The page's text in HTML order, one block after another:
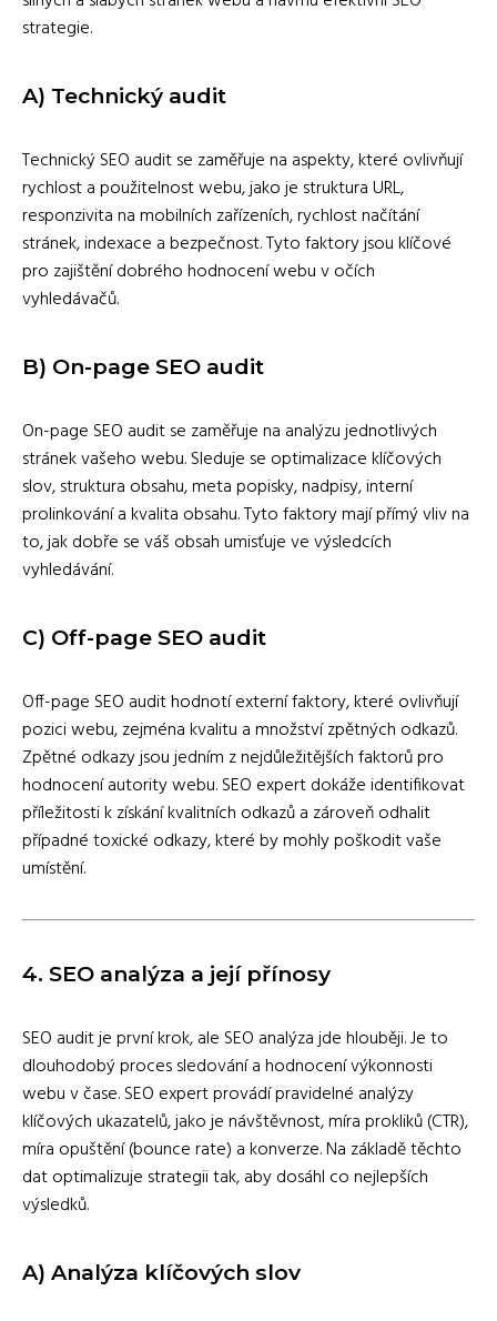
strategie.
A) Technický audit
Technický SEO audit se zaměřuje na aspekty, které ovlivňují
rychlost a použitelnost webu, jako je struktura URL,
responzivita na mobilních zařízeních, rychlost načítání
stránek, indexace a bezpečnost. Tyto faktory jsou klíčové
pro zajištění dobrého hodnocení webu v očích
vyhledávačů.
B) On-page SEO audit
On-page SEO audit se zaměřuje na analýzu jednotlivých
stránek vašeho webu. Sleduje se optimalizace klíčových
slov, struktura obsahu, meta popisky, nadpisy, interní
prolinkování a kvalita obsahu. Tyto faktory mají přímý vliv na
to, jak dobře se váš obsah umisťuje ve výsledcích
vyhledávání.
C) Off-page SEO audit
Off-page SEO audit hodnotí externí faktory, které ovlivňují
pozici webu, zejména kvalitu a množství zpětných odkazů.
Zpětné odkazy jsou jedním z nejdůležitějších faktorů pro
hodnocení autority webu. SEO expert dokáže identifikovat
příležitosti k získání kvalitních odkazů a zároveň odhalit
případné toxické odkazy, které by mohly poškodit vaše
umístění.
4. SEO analýza a její přínosy
SEO audit je první krok, ale SEO analýza jde hlouběji. Je to
dlouhodobý proces sledování a hodnocení výkonnosti
webu v čase. SEO expert provádí pravidelné analýzy
klíčových ukazatelů, jako je návštěvnost, míra prokliků (CTR),
míra opuštění (bounce rate) a konverze. Na základě těchto
dat optimalizuje strategii tak, aby dosáhl co nejlepších
výsledků.
A) Analýza klíčových slov